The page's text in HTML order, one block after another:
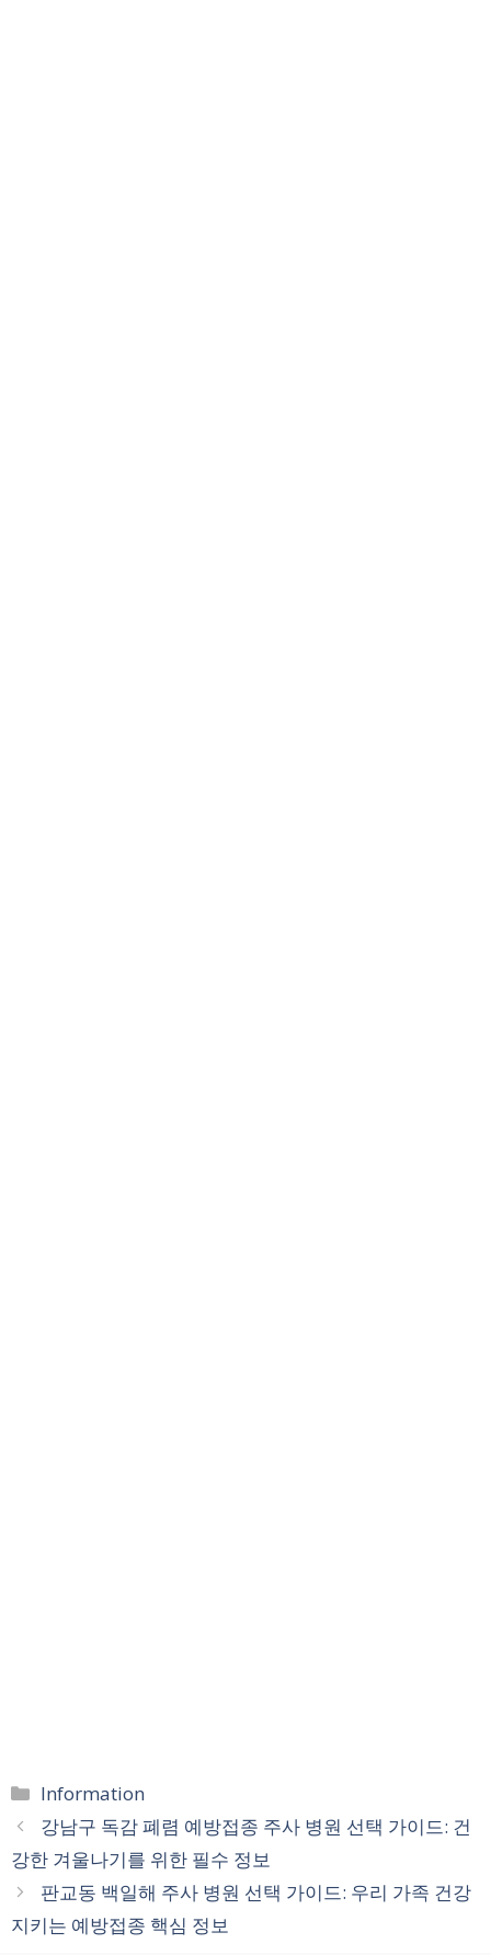
카
테
고
리
Information
강남구 독감 폐렴 예방접종 주사 병원 선택 가이드: 건
강한 겨울나기를 위한 필수 정보
판교동 백일해 주사 병원 선택 가이드: 우리 가족 건강
지키는 예방접종 핵심 정보